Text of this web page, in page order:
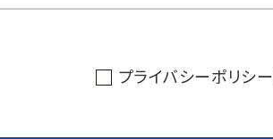
プライバシーポリシー